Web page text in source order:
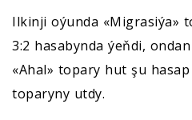
Ilkinji oýunda «Migrasiýa»
3:2 hasabynda ýeňdi,
«Ahal» topary hut şu
toparyny utdy.